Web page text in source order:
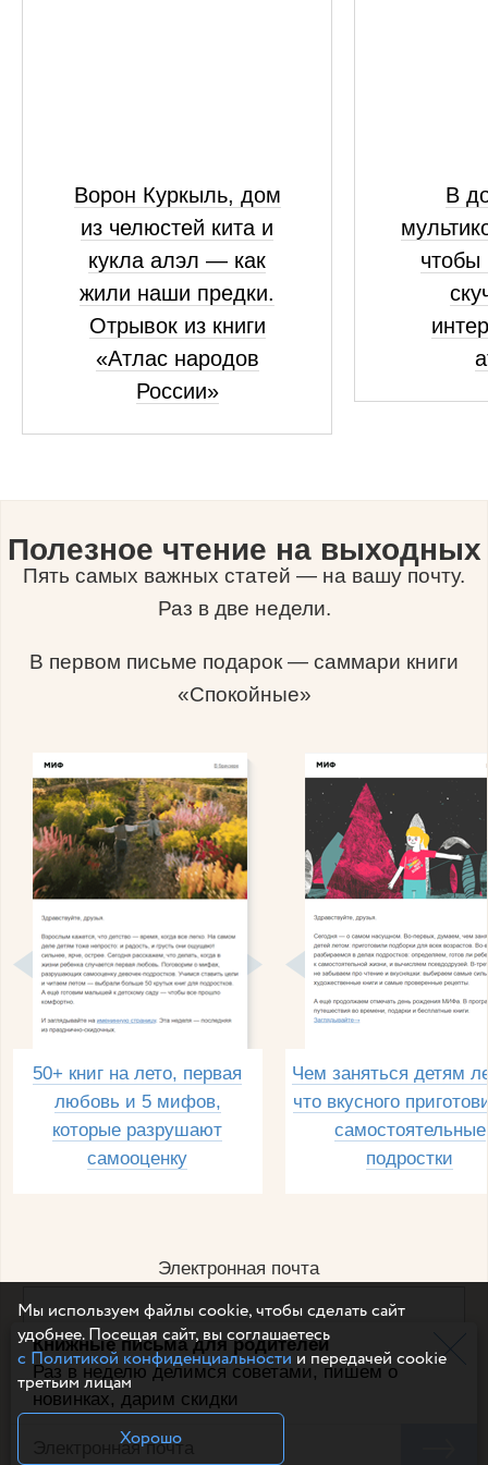
Книжные письма для родителей
Раз в неделю делимся советами, пишем о
новинках, дарим скидки
Ворон Куркыль, дом
из челюстей кита и
кукла алэл — как
жили наши предки.
Отрывок из книги
«Атлас народов
России»
В
чтобы
Полезное чтение на выходных
Пять самых важных статей — на вашу почту.
Раз в две недели.
В первом письме подарок — саммари книги
«Спокойные»
50+ книг на лето, первая
любовь и 5 мифов,
которые разрушают
самооценку
Чем заняться детям
что вкусного
самостоятельные
подростки
Электронная почта
Например, dulsineya@gmail.com
Без спама и смс
Подписаться
Мы используем файлы cookie, чтобы сделать сайт
удобнее. Посещая сайт, вы соглашаетесь
с Политикой конфиденциальностии передачей cookie
третьим лицам
Хорошо